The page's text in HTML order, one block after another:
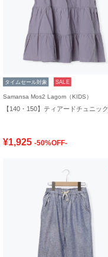
タイムセール対象 SALE
Samansa Mos2 Lagom（KIDS）
【140・150】ティアードチュニック
¥1,925 -50%OFF-